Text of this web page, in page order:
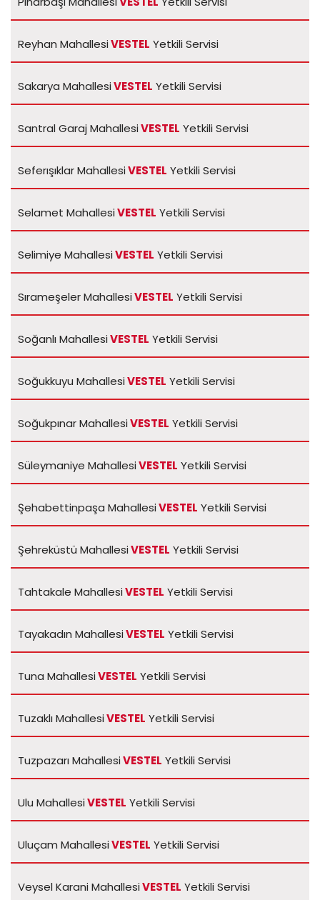
Reyhan MahallesiVESTEL Yetkili Servisi
Sakarya MahallesiVESTEL Yetkili Servisi
Santral Garaj MahallesiVESTEL Yetkili Servisi
Seferışıklar MahallesiVESTEL Yetkili Servisi
Selamet MahallesiVESTEL Yetkili Servisi
Selimiye MahallesiVESTEL Yetkili Servisi
Sırameşeler MahallesiVESTEL Yetkili Servisi
Soğanlı MahallesiVESTEL Yetkili Servisi
Soğukkuyu MahallesiVESTEL Yetkili Servisi
Soğukpınar MahallesiVESTEL Yetkili Servisi
Süleymaniye MahallesiVESTEL Yetkili Servisi
Şehabettinpaşa MahallesiVESTEL Yetkili Servisi
Şehreküstü MahallesiVESTEL Yetkili Servisi
Tahtakale MahallesiVESTEL Yetkili Servisi
Tayakadın MahallesiVESTEL Yetkili Servisi
Tuna MahallesiVESTEL Yetkili Servisi
Tuzaklı MahallesiVESTEL Yetkili Servisi
Tuzpazarı MahallesiVESTEL Yetkili Servisi
Ulu MahallesiVESTEL Yetkili Servisi
Uluçam MahallesiVESTEL Yetkili Servisi
Veysel Karani MahallesiVESTEL Yetkili Servisi